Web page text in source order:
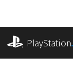
contenu
PlayStation